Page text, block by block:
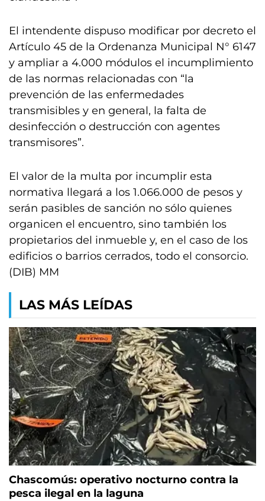
El intendente dispuso modificar por decreto el
Artículo 45 de la Ordenanza Municipal N° 6147
y ampliar a 4.000 módulos el incumplimiento
de las normas relacionadas con “la
prevención de las enfermedades
transmisibles y en general, la falta de
desinfección o destrucción con agentes
transmisores”.
El valor de la multa por incumplir esta
normativa llegará a los 1.066.000 de pesos y
serán pasibles de sanción no sólo quienes
organicen el encuentro, sino también los
propietarios del inmueble y, en el caso de los
edificios o barrios cerrados, todo el consorcio.
(DIB) MM
LAS MÁS LEÍDAS
Chascomús: operativo nocturno contra la
pesca ilegal en la laguna